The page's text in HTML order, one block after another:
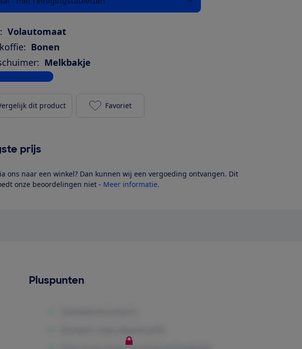
Volautomaat
Bonen
Melkbakje
specificaties
dit product De'Longhi Eletta Ultra - Metaal (met
Favoriet
prijs
ons naar een winkel? Dan kunnen wij een vergoeding ontvangen. Dit
onze beoordelingen niet - Meer informatie.
Pluspunten